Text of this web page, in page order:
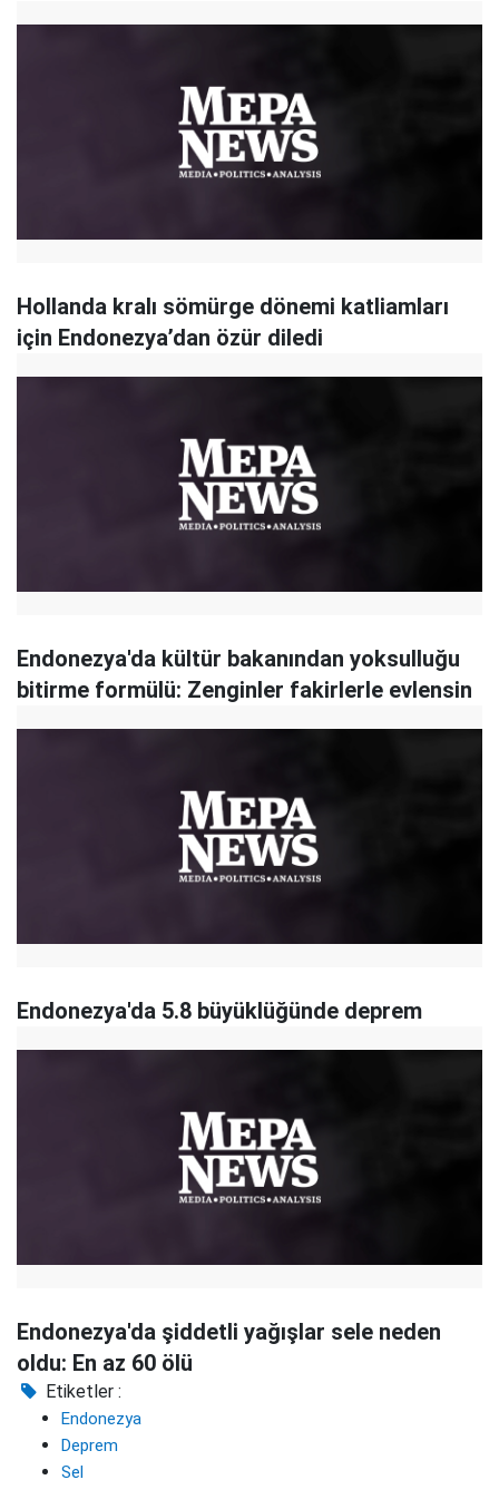
Hollanda kralı sömürge dönemi katliamları
için Endonezya’dan özür diledi
Endonezya'da kültür bakanından yoksulluğu
bitirme formülü: Zenginler fakirlerle evlensin
Endonezya'da 5.8 büyüklüğünde deprem
Endonezya'da şiddetli yağışlar sele neden
oldu: En az 60 ölü
Etiketler :
Endonezya
Deprem
Sel